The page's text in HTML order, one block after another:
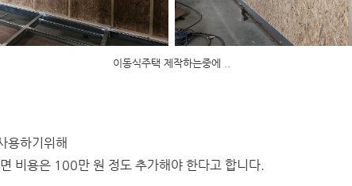
이동식주택 제작하는중에 ..
용하기위해
비용은 100만 원 정도 추가해야 한다고 합니다.